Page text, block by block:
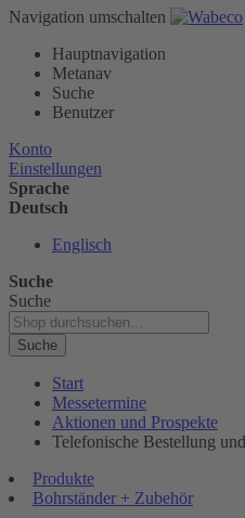
Navigation umschalten
Hauptnavigation
Metanav
Suche
Benutzer
Konto
Einstellungen
Sprache
Deutsch
Englisch
Suche
Suche
Suche
Start
Messetermine
Aktionen und Prospekte
Telefonische Bestellung
Produkte
Bohrständer + Zubehör